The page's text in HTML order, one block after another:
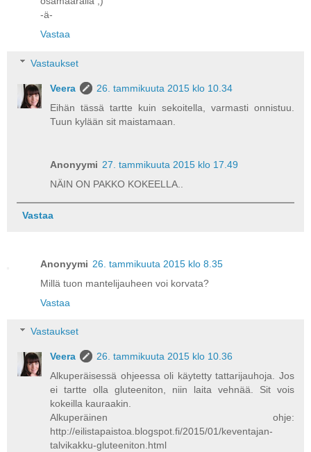
-ä-
Vastaa
Vastaukset
Veera
26. tammikuuta 2015 klo 10.34
Eihän tässä tartte kuin sekoitella, varmasti onnistuu.
Tuun kylään sit maistamaan.
Anonyymi 27. tammikuuta 2015 klo 17.49
NÄIN ON PAKKO KOKEELLA..
Vastaa
Anonyymi 26. tammikuuta 2015 klo 8.35
Millä tuon mantelijauheen voi korvata?
Vastaa
Vastaukset
Veera
26. tammikuuta 2015 klo 10.36
Alkuperäisessä ohjeessa oli käytetty tattarijauhoja. Jos
ei tartte olla gluteeniton, niin laita vehnää. Sit vois
kokeilla kauraakin.
Alkuperäinen ohje:
http://eilistapaistoa.blogspot.fi/2015/01/keventajan-
talvikakku-gluteeniton.html